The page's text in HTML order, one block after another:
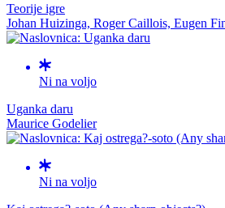
Teorije igre
Johan Huizinga, Roger Caillois, Eugen
Ni na voljo
Uganka daru
Maurice Godelier
Ni na voljo